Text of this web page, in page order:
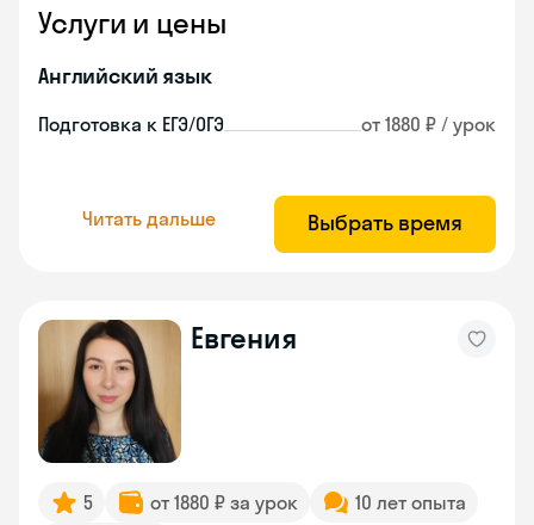
Услуги и цены
Английский язык
Подготовка к ЕГЭ/ОГЭ от 1880 ₽ / урок
Читать дальше Выбрать время
Евгения
5 от 1880 ₽ за урок
10 лет опыта